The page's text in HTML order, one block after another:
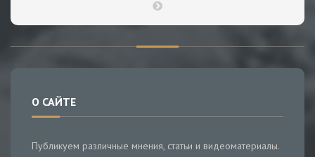
О САЙТЕ
Публикуем различные мнения, статьи и видеоматериалы.